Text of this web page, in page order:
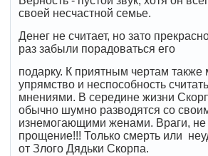
своей несчастной семье.
Денег не считает, но зато
раз забыли порадоваться его
подарку. К приятным чертам
упрямство и неспособность
мнениями. В середине жизни
обычно шумно разводятся со
изнемогающими женами. Враги, не
прощение!!! Только смерть или
от Злого Дядьки Скорпа.